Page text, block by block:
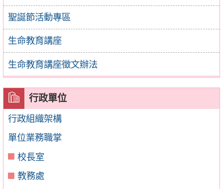
聖誕節活動專區
生命教育講座
生命教育講座徵文辦法
行政單位
行政組織架構
單位業務職掌
校長室
教務處